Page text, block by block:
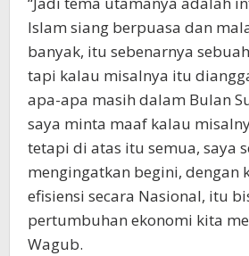
Islam siang berpuasa dan
banyak, itu sebenarnya
tapi kalau misalnya itu
apa-apa masih dalam Bulan
saya minta maaf kalau
tetapi di atas itu semua, saya
mengingatkan begini, dengan
efisiensi secara Nasional, itu
pertumbuhan ekonomi kita
Wagub.